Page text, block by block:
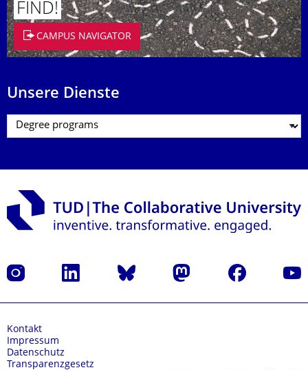
FIND!
CAMPUS NAVIGATOR
Unsere Dienste
Instagram LinkedIn Bluesky Mastodon Facebook
Kontakt
Impressum
Datenschutz
Transparenzgesetz